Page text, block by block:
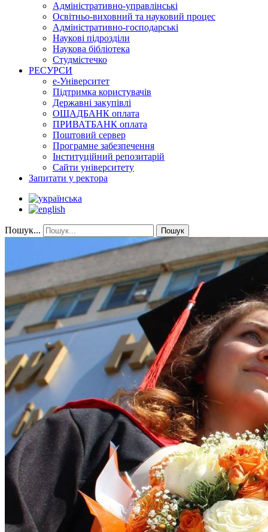
Адміністративно-управлінські
Освітньо-виховний та науковий процес
Адміністративно-господарські
Наукові підрозділи
Наукова бібліотека
Студмістечко
РЕСУРСИ
е-Університет
Підтримка користувачів
Державні закупівлі
ОЩАДБАНК оплата
ПРИВАТБАНК оплата
Поштовий сервер
Програмне забезпечення
Інституційний репозитарій
Сайти університету
Запитати у ректора
Пошук... Пошук